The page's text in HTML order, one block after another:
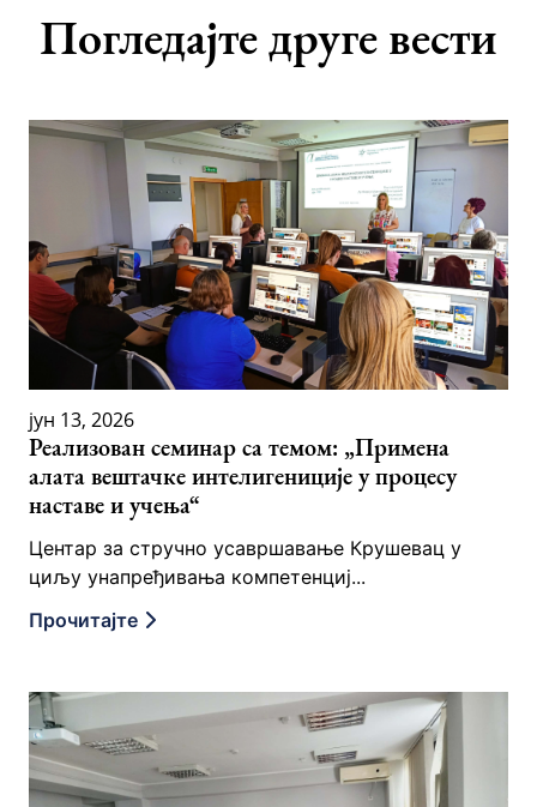
Погледајте друге вести
јун 13, 2026
Реализован семинар са темом: „Примена
алата вештачке интелигениције у процесу
наставе и учења“
Центар за стручно усавршавање Крушевац у
циљу унапређивања компетенциј...
Прочитајте